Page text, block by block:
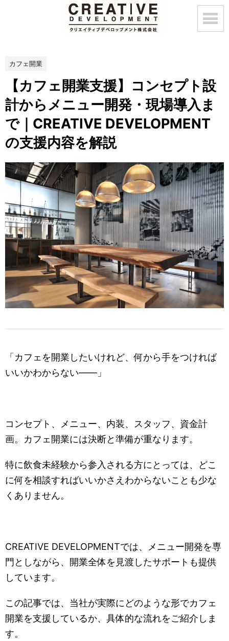
カフェ開業
【カフェ開業支援】コンセプト設
計からメニュー開発・現場導入ま
で｜CREATIVE DEVELOPMENT
の支援内容を解説
「カフェを開業したいけれど、何から手をつければ
いいかわからない——」
コンセプト、メニュー、内装、スタッフ、資金計
画。カフェ開業には決断と準備が重なります。
特に飲食未経験から参入される方にとっては、どこ
に何を相談すればいいかさえわからないことも少な
くありません。
CREATIVE DEVELOPMENTでは、メニュー開発を専
門としながら、開業全体を見渡したサポートも提供
しています。
この記事では、当社が実際にどのような形でカフェ
開業を支援しているか、具体的な流れをご紹介しま
す。